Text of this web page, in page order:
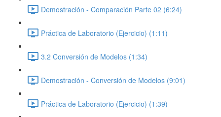
Demostración - Comparación Parte 02 (6:24)
Práctica de Laboratorio (Ejercicio) (1:11)
3.2 Conversión de Modelos (1:34)
Demostración - Conversión de Modelos (9:01)
Práctica de Laboratorio (Ejercicio) (1:39)